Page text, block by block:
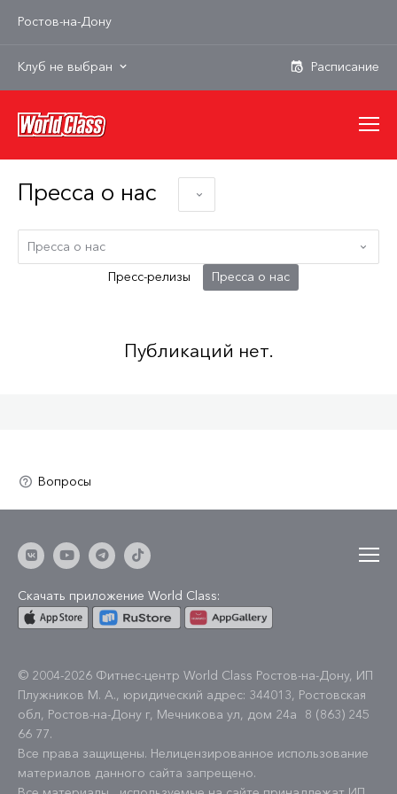
Ростов-на-Дону
Клуб не выбран
Пресса о нас
Пресс-релизы Пресса о нас
Публикаций нет.
Скачать приложение World Class:
© 2004-2026 Фитнес-центр World Class Ростов-на-Дону, ИП
Плужников М. А., юридический адрес: 344013, Ростовская
обл, Ростов-на-Дону г, Мечникова ул, дом 24а
8 (863) 245
66 77.
Все права защищены. Нелицензированное использование
материалов данного сайта запрещено.